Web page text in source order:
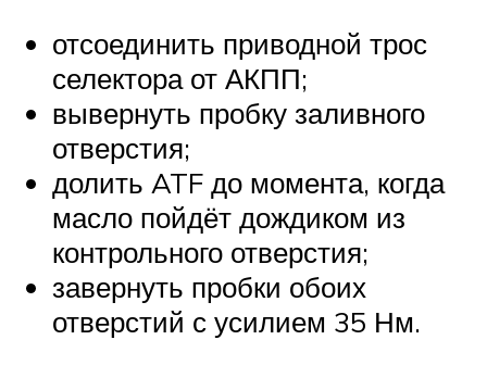
отсоединить приводной трос
селектора от АКПП;
вывернуть пробку заливного
отверстия;
долить ATF до момента, когда
масло пойдёт дождиком из
контрольного отверстия;
завернуть пробки обоих
отверстий с усилием 35 Нм.